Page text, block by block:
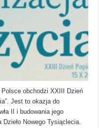
Polsce obchodzi XXIII Dzień
Jest to okazja do
II i budowania jego
Nowego Tysiąclecia.